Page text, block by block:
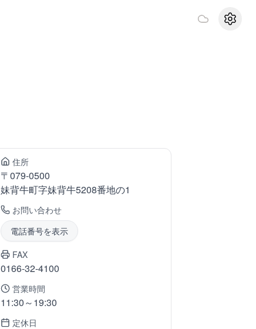
設定
住所
〒079-0500
妹背牛町字妹背牛5208番地の1
お問い合わせ
電話番号を表示
FAX
0166-32-4100
営業時間
11:30～19:30
定休日